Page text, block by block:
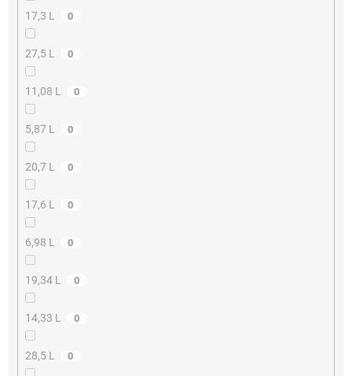
17,3 L 0
27,5 L 0
11,08 L 0
5,87 L 0
20,7 L 0
17,6 L 0
6,98 L 0
19,34 L 0
14,33 L 0
28,5 L 0